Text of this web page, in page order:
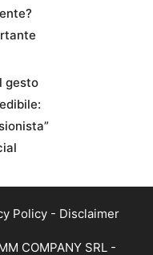
gesto
Policy - Disclaimer
COMPANY SRL -